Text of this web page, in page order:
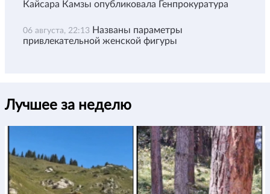
Кайсара Камзы опубликовала Генпрокуратура
06 августа, 22:13 Названы параметры
привлекательной женской фигуры
Лучшее за неделю